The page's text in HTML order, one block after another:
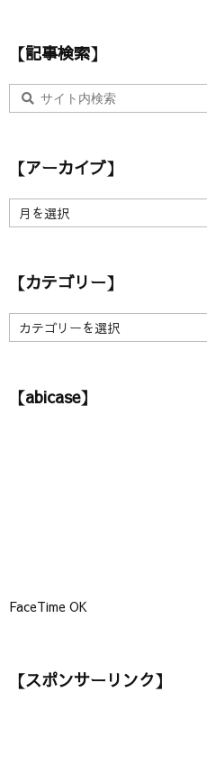
【記事検索】
【アーカイブ】
ア
イ【カテゴリー】
【
カ
リ【abicase】
FaceTime OK
【スポンサーリンク】